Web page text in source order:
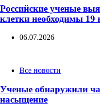
Российские ученые
клетки необходимы 19
06.07.2026
CategoriesВсе новости
Ученые обнаружили
насыщение